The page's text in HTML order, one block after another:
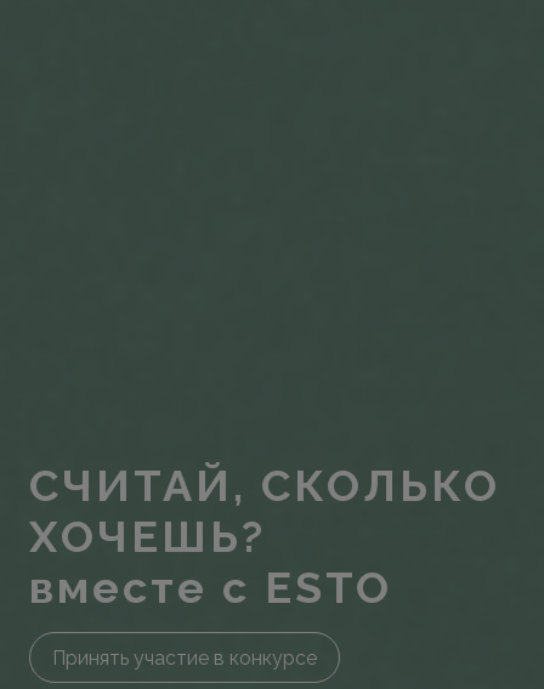
СЧИТАЙ, СКОЛЬКО
ХОЧЕШЬ?
вместе с ESTO
Принять участие в конкурсе